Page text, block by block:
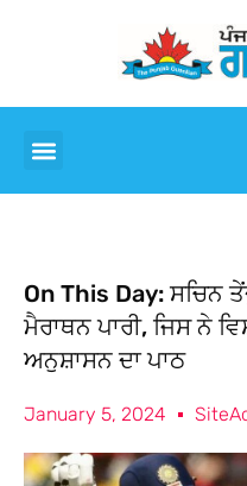
On This Day: ਸਚਿਨ
ਮੈਰਾਥਨ ਪਾਰੀ, ਜਿਸ ਨੇ
ਅਨੁਸ਼ਾਸਨ ਦਾ ਪਾਠ
January 5, 2024